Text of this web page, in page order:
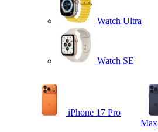
Watch Ultra
Watch SE
iPhone 17 Pro
Max